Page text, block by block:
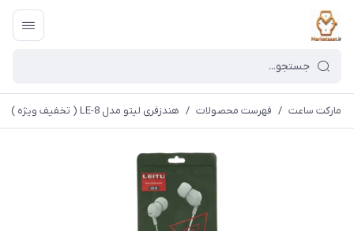
مارکت ساعت / فهرست محصولات / هندزفری لیتو مدل LE-8 ( تخفیف ویژه )